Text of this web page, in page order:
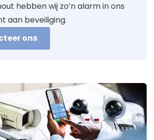
hebben wij zo’n alarm in ons
aan beveiliging.
ons